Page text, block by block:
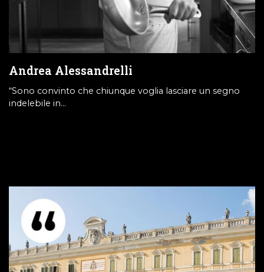
Andrea Alessandrelli
“Sono convinto che chiunque voglia lasciare un segno
indelebile in…